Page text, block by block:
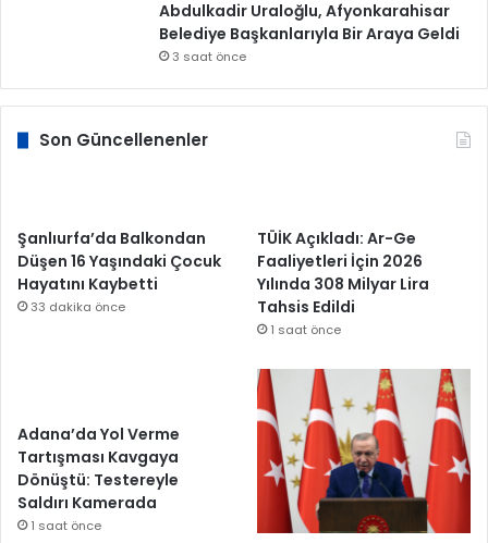
Abdulkadir Uraloğlu, Afyonkarahisar
Belediye Başkanlarıyla Bir Araya Geldi
3 saat önce
Son Güncellenenler
Şanlıurfa’da Balkondan
Düşen 16 Yaşındaki Çocuk
Hayatını Kaybetti
33 dakika önce
TÜİK Açıkladı: Ar-Ge
Faaliyetleri İçin 2026
Yılında 308 Milyar Lira
Tahsis Edildi
1 saat önce
Adana’da Yol Verme
Tartışması Kavgaya
Dönüştü: Testereyle
Saldırı Kamerada
1 saat önce